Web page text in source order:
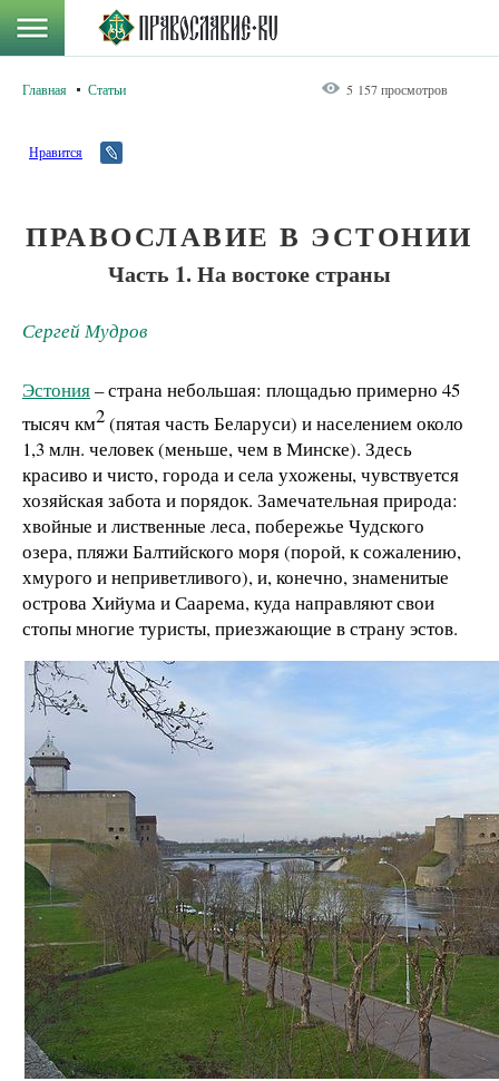
Главная Статьи 5 157 просмотров
Нравится
ПРАВОСЛАВИЕ В ЭСТОНИИ
Часть 1. На востоке страны
Сергей Мудров
Эстония– страна небольшая: площадью примерно 45
тысяч км2(пятая часть Беларуси) и населением около
1,3 млн. человек (меньше, чем в Минске). Здесь
красиво и чисто, города и села ухожены, чувствуется
хозяйская забота и порядок. Замечательная природа:
хвойные и лиственные леса, побережье Чудского
озера, пляжи Балтийского моря (порой, к сожалению,
хмурого и неприветливого), и, конечно, знаменитые
острова Хийума и Саарема, куда направляют свои
стопы многие туристы, приезжающие в страну эстов.